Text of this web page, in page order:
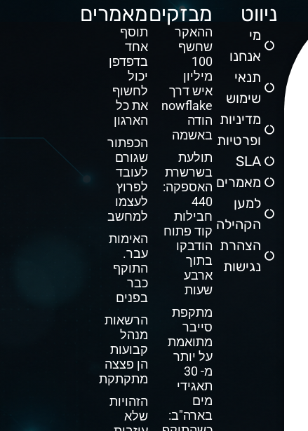
ניווט
מי
אנחנו
תנאי
שימוש
מדיניות
ופרטיות
SLA
מאמרים
למען
הקהילה
הצהרת
נגישות
מבזקים
ההאקר
שחשף
100
מיליון
איש דרך
Snowflake
הודה
באשמה
תולעת
בשרשרת
האספקה:
440
חבילות
קוד פתוח
הודבקו
בתוך
ארבע
שעות
מתקפת
סייבר
מתואמת
על יותר
מ- 30
תאגידי
מים
בארה"ב:
מאמרים
תוסף
אחד
בדפדפן
יכול
לחשוף
את כל
הארגון
הכפתור
שגורם
לעובד
לפרוץ
לעצמו
למחשב
האימות
עבר.
התוקף
כבר
בפנים
הרשאות
מנהל
קבועות
הן פצצה
מתקתקת
הזהויות
שלא